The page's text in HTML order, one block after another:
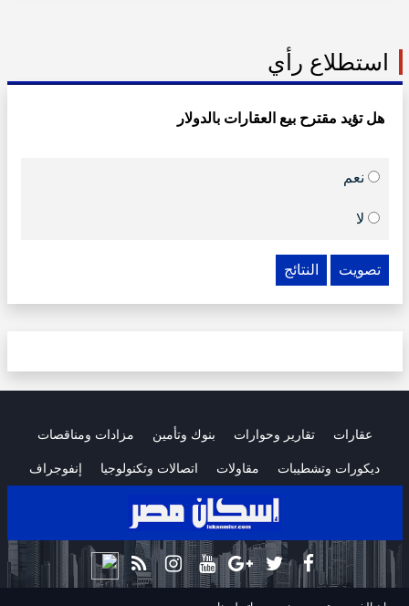
استطلاع رأي
هل تؤيد مقترح بيع العقارات بالدولار
نعم
لا
تصويت النتائج
عقارات تقارير وحوارات بنوك وتأمين مزادات ومناقصات
ديكورات وتشطيبات مقاولات اتصالات وتكنولوجيا إنفوجراف